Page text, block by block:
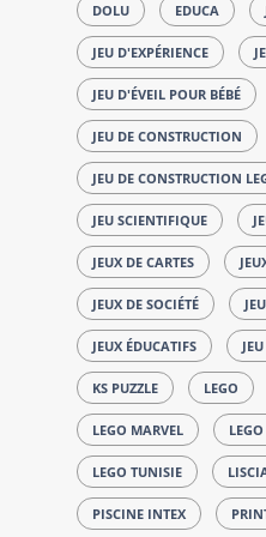
DOLU EDUCA
JEU D'EXPÉRIENCE
JEU D'ÉVEIL POUR BÉBÉ
JEU DE CONSTRUCTION
JEU DE CONSTRUCTION
JEU SCIENTIFIQUE
JEUX DE CARTES
JEUX DE SOCIÉTÉ
JEUX ÉDUCATIFS
KS PUZZLE LEGO
LEGO MARVEL
LEGO TUNISIE
PISCINE INTEX